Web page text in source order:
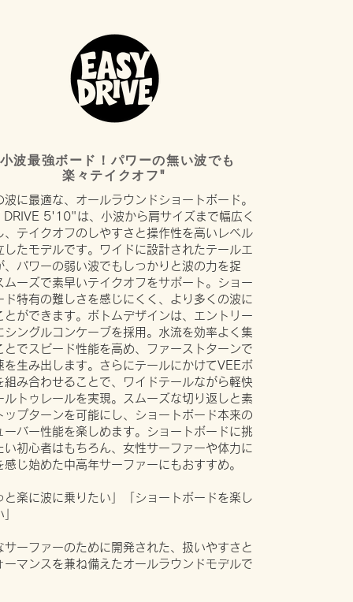
波最強ボード！パワーの無い波でも
楽々テイクオフ"
波に最適な、オールラウンドショートボード。
DRIVE 5'10"は、小波から肩サイズまで幅広く
、テイクオフのしやすさと操作性を高いレベル
したモデルです。ワイドに設計されたテールエ
、パワーの弱い波でもしっかりと波の力を捉
ムーズで素早いテイクオフをサポート。ショー
ド特有の難しさを感じにくく、より多くの波に
とができます。ボトムデザインは、エントリー
シングルコンケーブを採用。水流を効率よく集
とでスピード性能を高め、ファーストターンで
を生み出します。さらにテールにかけてVEEボ
組み合わせることで、ワイドテールながら軽快
ルトゥレールを実現。スムーズな切り返しと素
ップターンを可能にし、ショートボード本来の
ーバー性能を楽しめます。ショートボードに挑
い初心者はもちろん、女性サーファーや体力に
感じ始めた中高年サーファーにもおすすめ。
と楽に波に乗りたい」「ショートボードを楽し
サーファーのために開発された、扱いやすさと
ーマンスを兼ね備えたオールラウンドモデルで